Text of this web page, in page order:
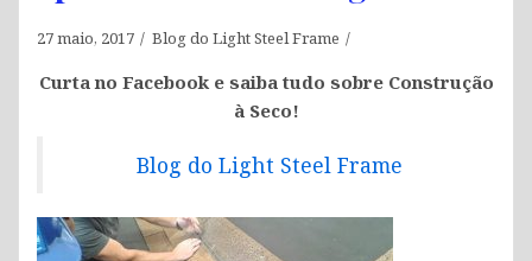
27 maio, 2017 Blog do Light Steel Frame
Curta no Facebook e saiba tudo sobre Construção
à Seco!
Blog do Light Steel Frame